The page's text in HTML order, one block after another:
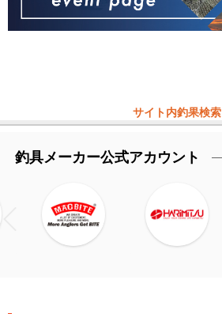
サイト内釣果検索
釣具メーカー公式アカウント